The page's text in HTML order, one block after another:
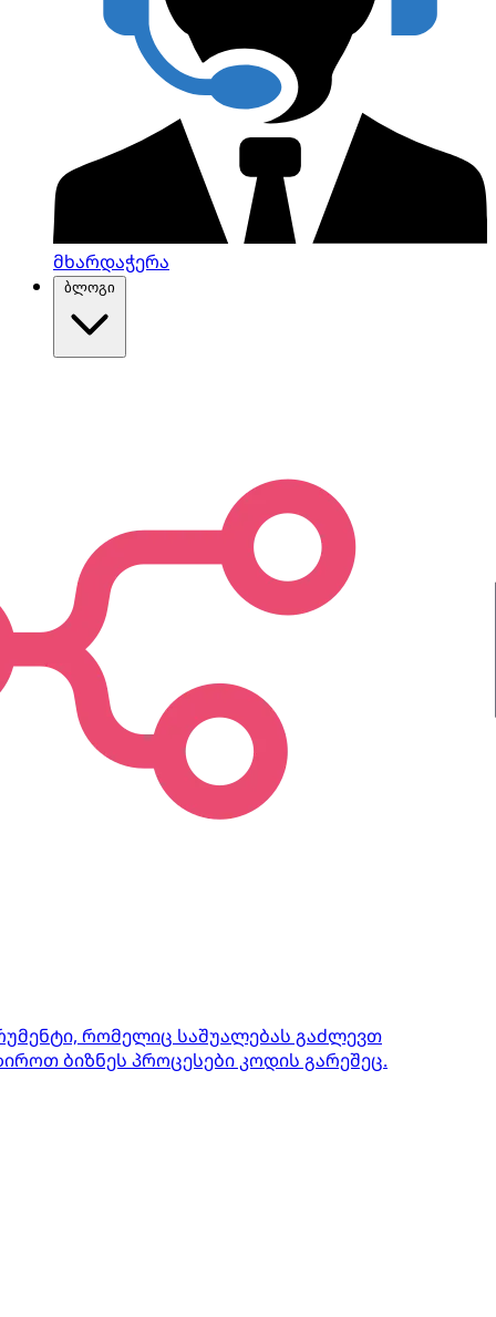
მხარდაჭერა
რომელიც საშუალებას გაძლევთ
ბიზნეს პროცესები კოდის გარეშეც.